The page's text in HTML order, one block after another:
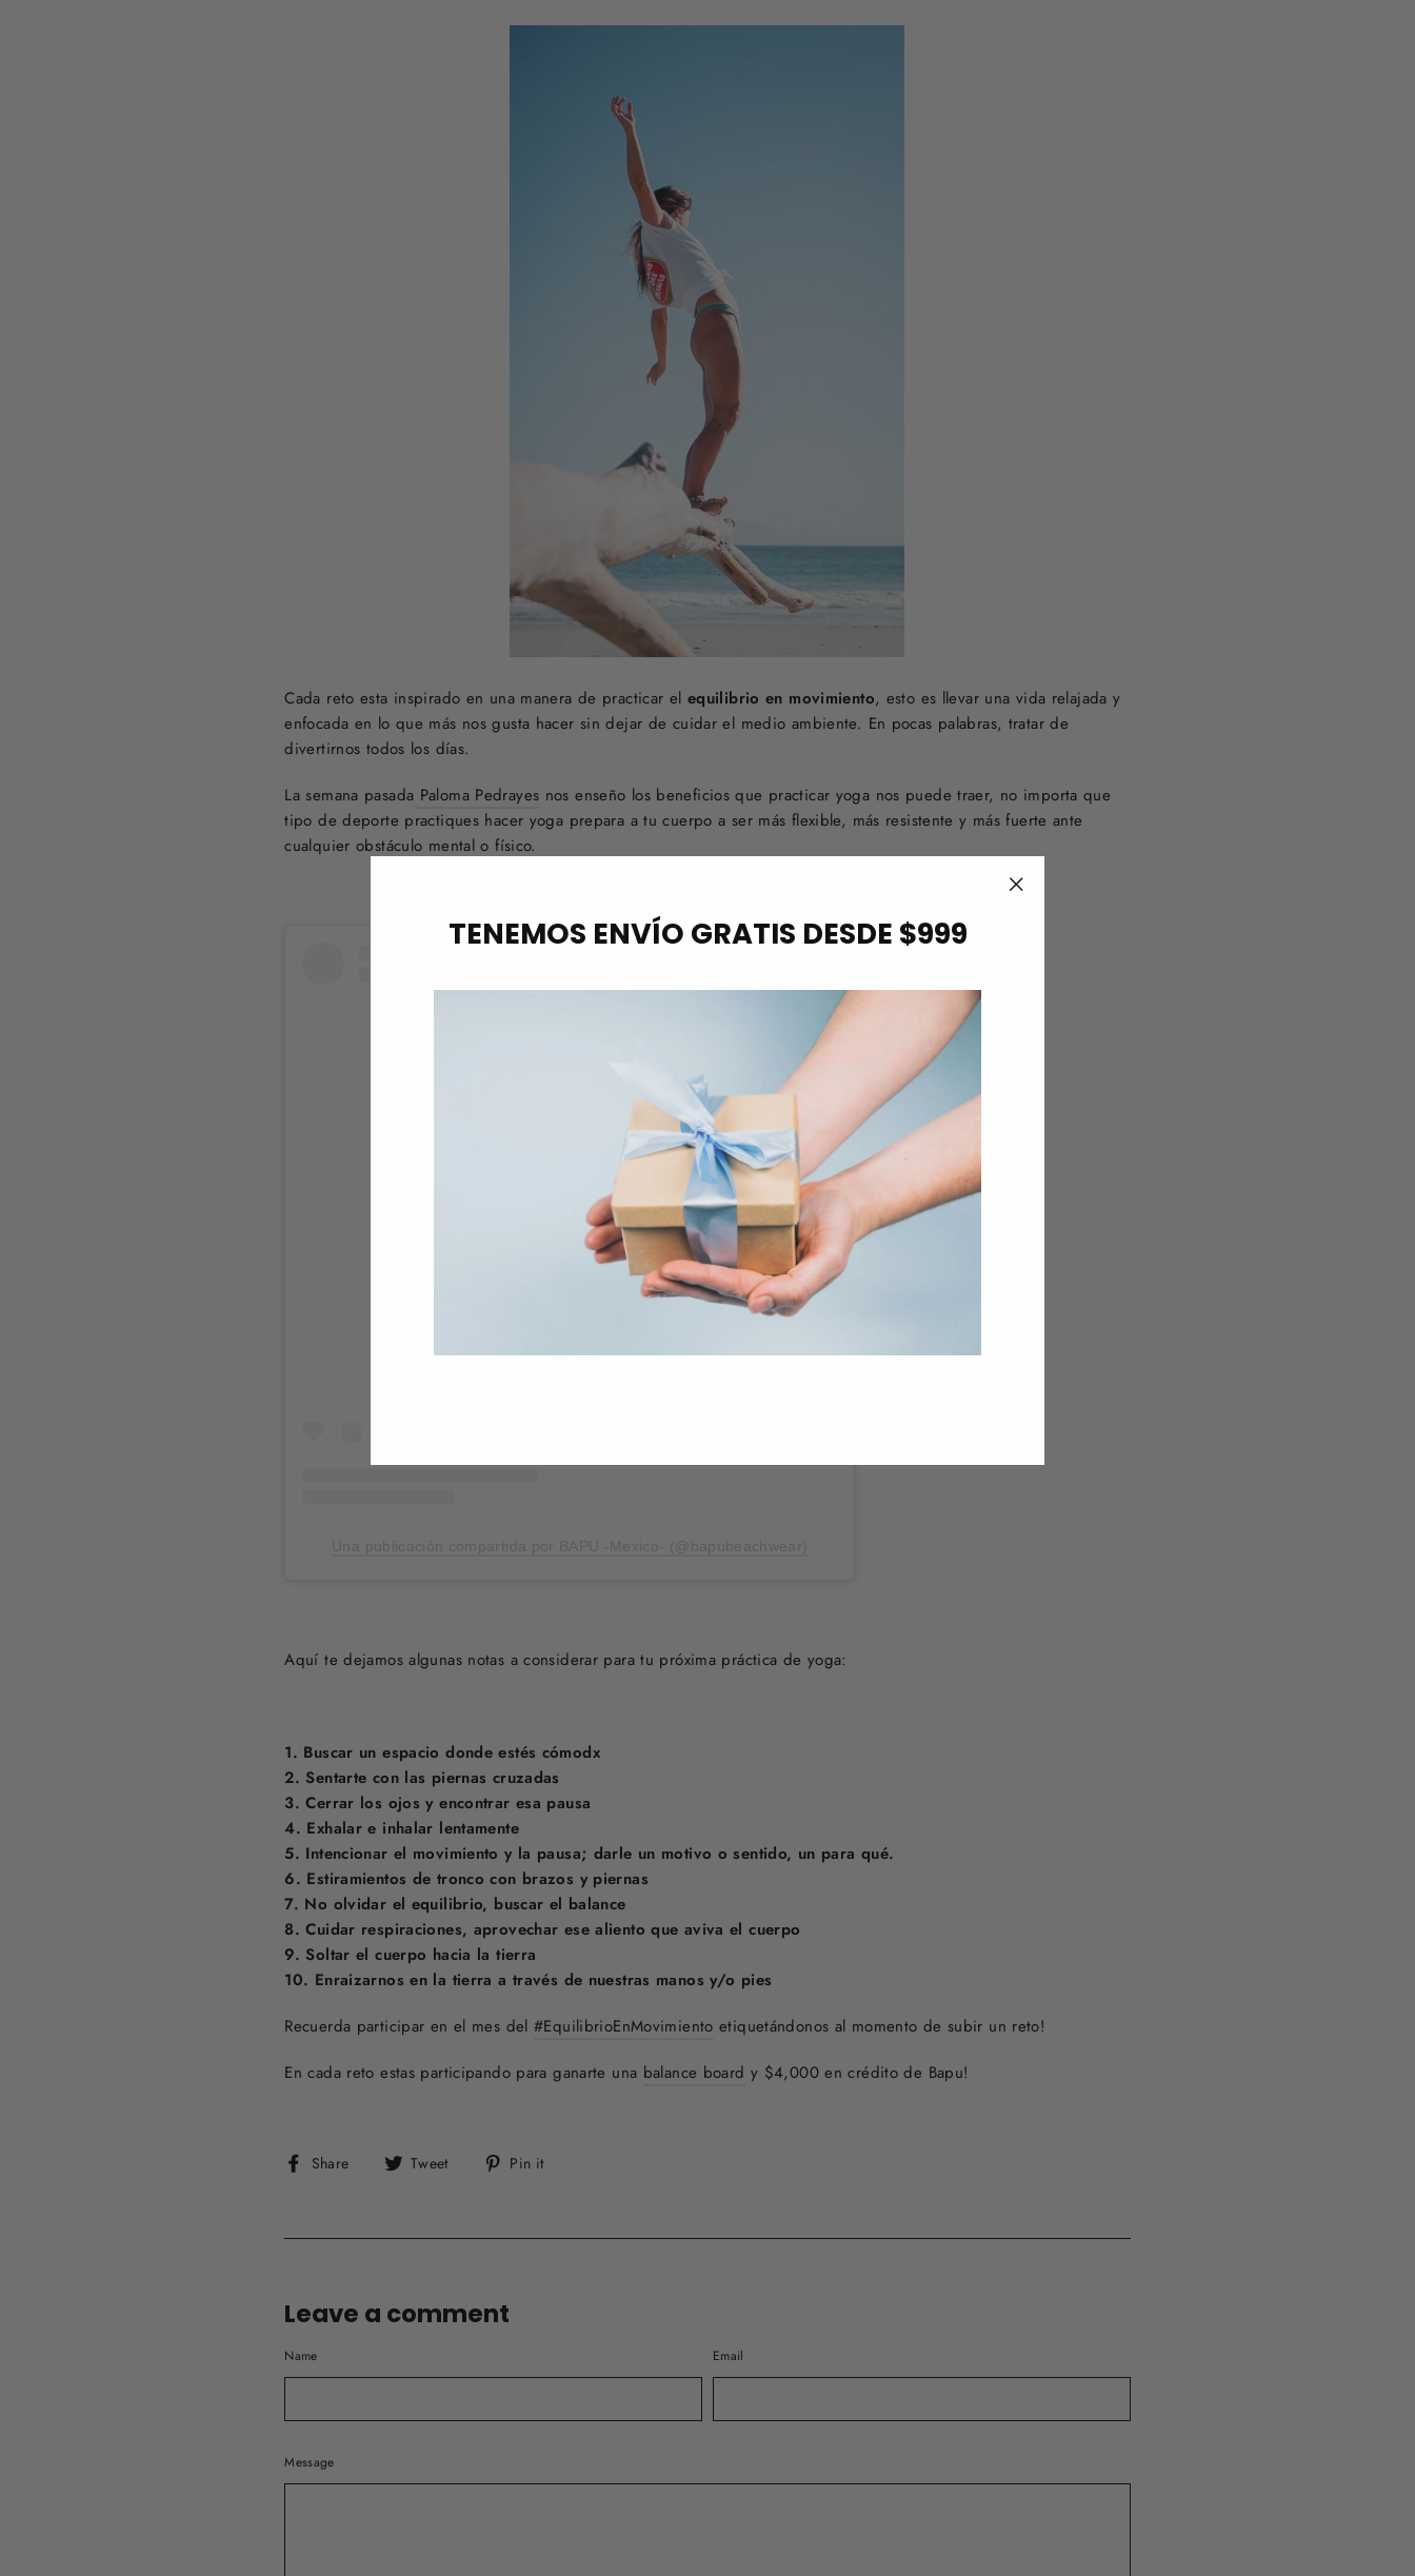
Cada reto esta inspirado en una manera de practicar el equilibrio en movimiento, esto es llevar una vida relajada y
enfocada en lo que más nos gusta hacer sin dejar de cuidar el medio ambiente. En pocas palabras, tratar de
divertirnos todos los días.
La semana pasada Paloma Pedrayes nos enseño los beneficios que practicar yoga nos puede traer, no importa que
tipo de deporte practiques hacer yoga prepara a tu cuerpo a ser más flexible, más resistente y más fuerte ante
cualquier obstáculo mental o físico.
Ver esta publicación en Instagram
Aquí te dejamos algunas notas a considerar para tu próxima práctica de yoga:
1. Buscar un espacio donde estés cómodx
2. Sentarte con las piernas cruzadas
3. Cerrar los ojos y encontrar esa pausa
4. Exhalar e inhalar lentamente
5. Intencionar el movimiento y la pausa; darle un motivo o sentido, un para qué.
6. Estiramientos de tronco con brazos y piernas
7. No olvidar el equilibrio, buscar el balance
8. Cuidar respiraciones, aprovechar ese aliento que aviva el cuerpo
9. Soltar el cuerpo hacia la tierra
10. Enraizarnos en la tierra a través de nuestras manos y/o pies
Recuerda participar en el mes del#EquilibrioEnMovimiento etiquetándonos al momento de subir un reto!
En cada reto estas participando para ganarte una balance board y $4,000 en crédito de Bapu!
Share
Share Tweet
Tweet Pin it
Leave a comment
Name Email
Message
TENEMOS ENVÍO GRATIS DESDE $999